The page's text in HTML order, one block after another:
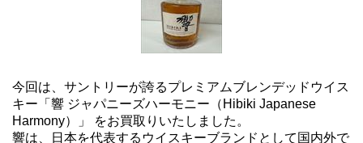
今回は、サントリーが誇るプレミアムブレンデッドウイス
キー「響 ジャパニーズハーモニー（Hibiki Japanese
Harmony）」 をお買取りいたしました。
響は、日本を代表するウイスキーブランドとして国内外で